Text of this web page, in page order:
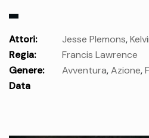
Attori: Jesse Plemons,
Marcus
Ralph Fiennes,Elle
Wang,Glenn Close,Billy Porter,
Whitney Peak
Regia:
Francis Lawrence
Genere:
Avventura,Azione,
Data